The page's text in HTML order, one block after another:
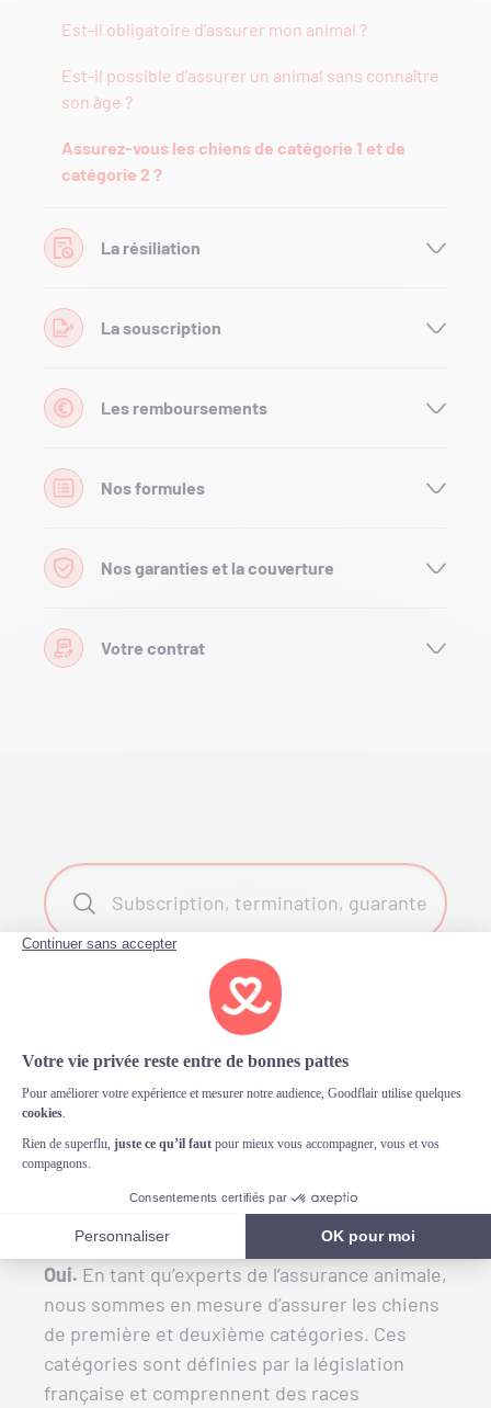
Est-il obligatoire d’assurer mon animal ?
Est-il possible d’assurer un animal sans connaître
son âge ?
Assurez-vous les chiens de catégorie 1 et de
catégorie 2 ?
La résiliation
La souscription
Les remboursements
Nos formules
Nos garanties et la couverture
Votre contrat
Search
Assurez-vous les chiens
de catégorie 1 et de
catégorie 2 ?
Oui. En tant qu’experts de l’assurance animale,
nous sommes en mesure d’assurer les chiens
de première et deuxième catégories. Ces
catégories sont définies par la législation
française et comprennent des races